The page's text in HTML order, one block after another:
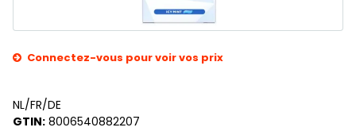
Connectez-vous pour voir vos prix
NL/FR/DE
GTIN: 8006540882207